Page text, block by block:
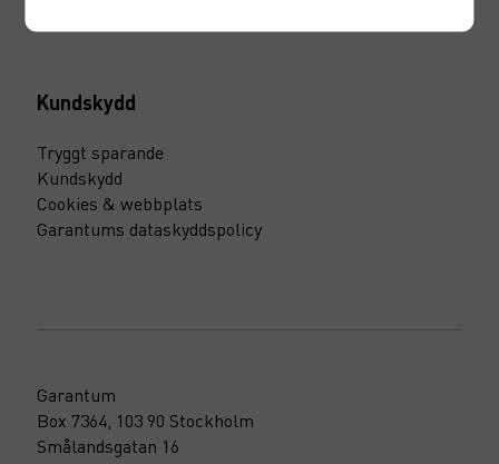
Kundskydd
Tryggt sparande
Kundskydd
Cookies & webbplats
Garantums dataskyddspolicy
Garantum
Box 7364, 103 90 Stockholm
Smålandsgatan 16